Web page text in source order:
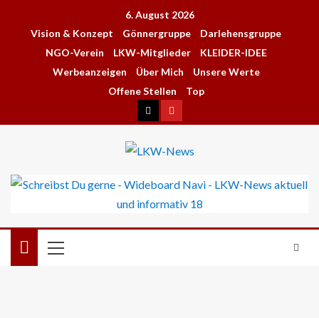
6. August 2026
Vision & Konzept
Gönnergruppe
Darlehensgruppe
NGO-Verein
LKW-Mitglieder
KLEIDER-IDEE
Werbeanzeigen
Über Mich
Unsere Werte
Offene Stellen
Top